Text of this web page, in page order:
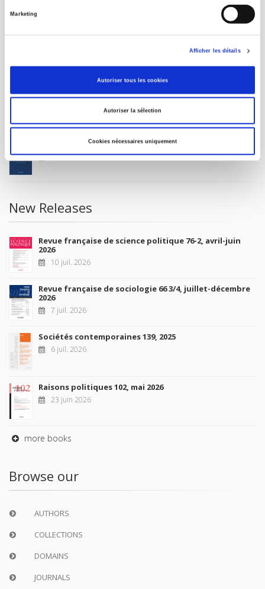
Marketing
Afficher les détails
Autoriser tous les cookies
Autoriser la sélection
Cookies nécessaires uniquement
FOREIGN RIGHTS
FOR BOOKSHOPS
MY ACCOUNT
Future Releases
La France et l'Union européenne
4 sept. 2026
New Releases
Revue française de science politique 76-2, avril-juin
2026
10 juil. 2026
Revue française de sociologie 66 3/4, juillet-décembre
2026
7 juil. 2026
Sociétés contemporaines 139, 2025
6 juil. 2026
Raisons politiques 102, mai 2026
23 juin 2026
more books
Browse our
AUTHORS
COLLECTIONS
DOMAINS
JOURNALS